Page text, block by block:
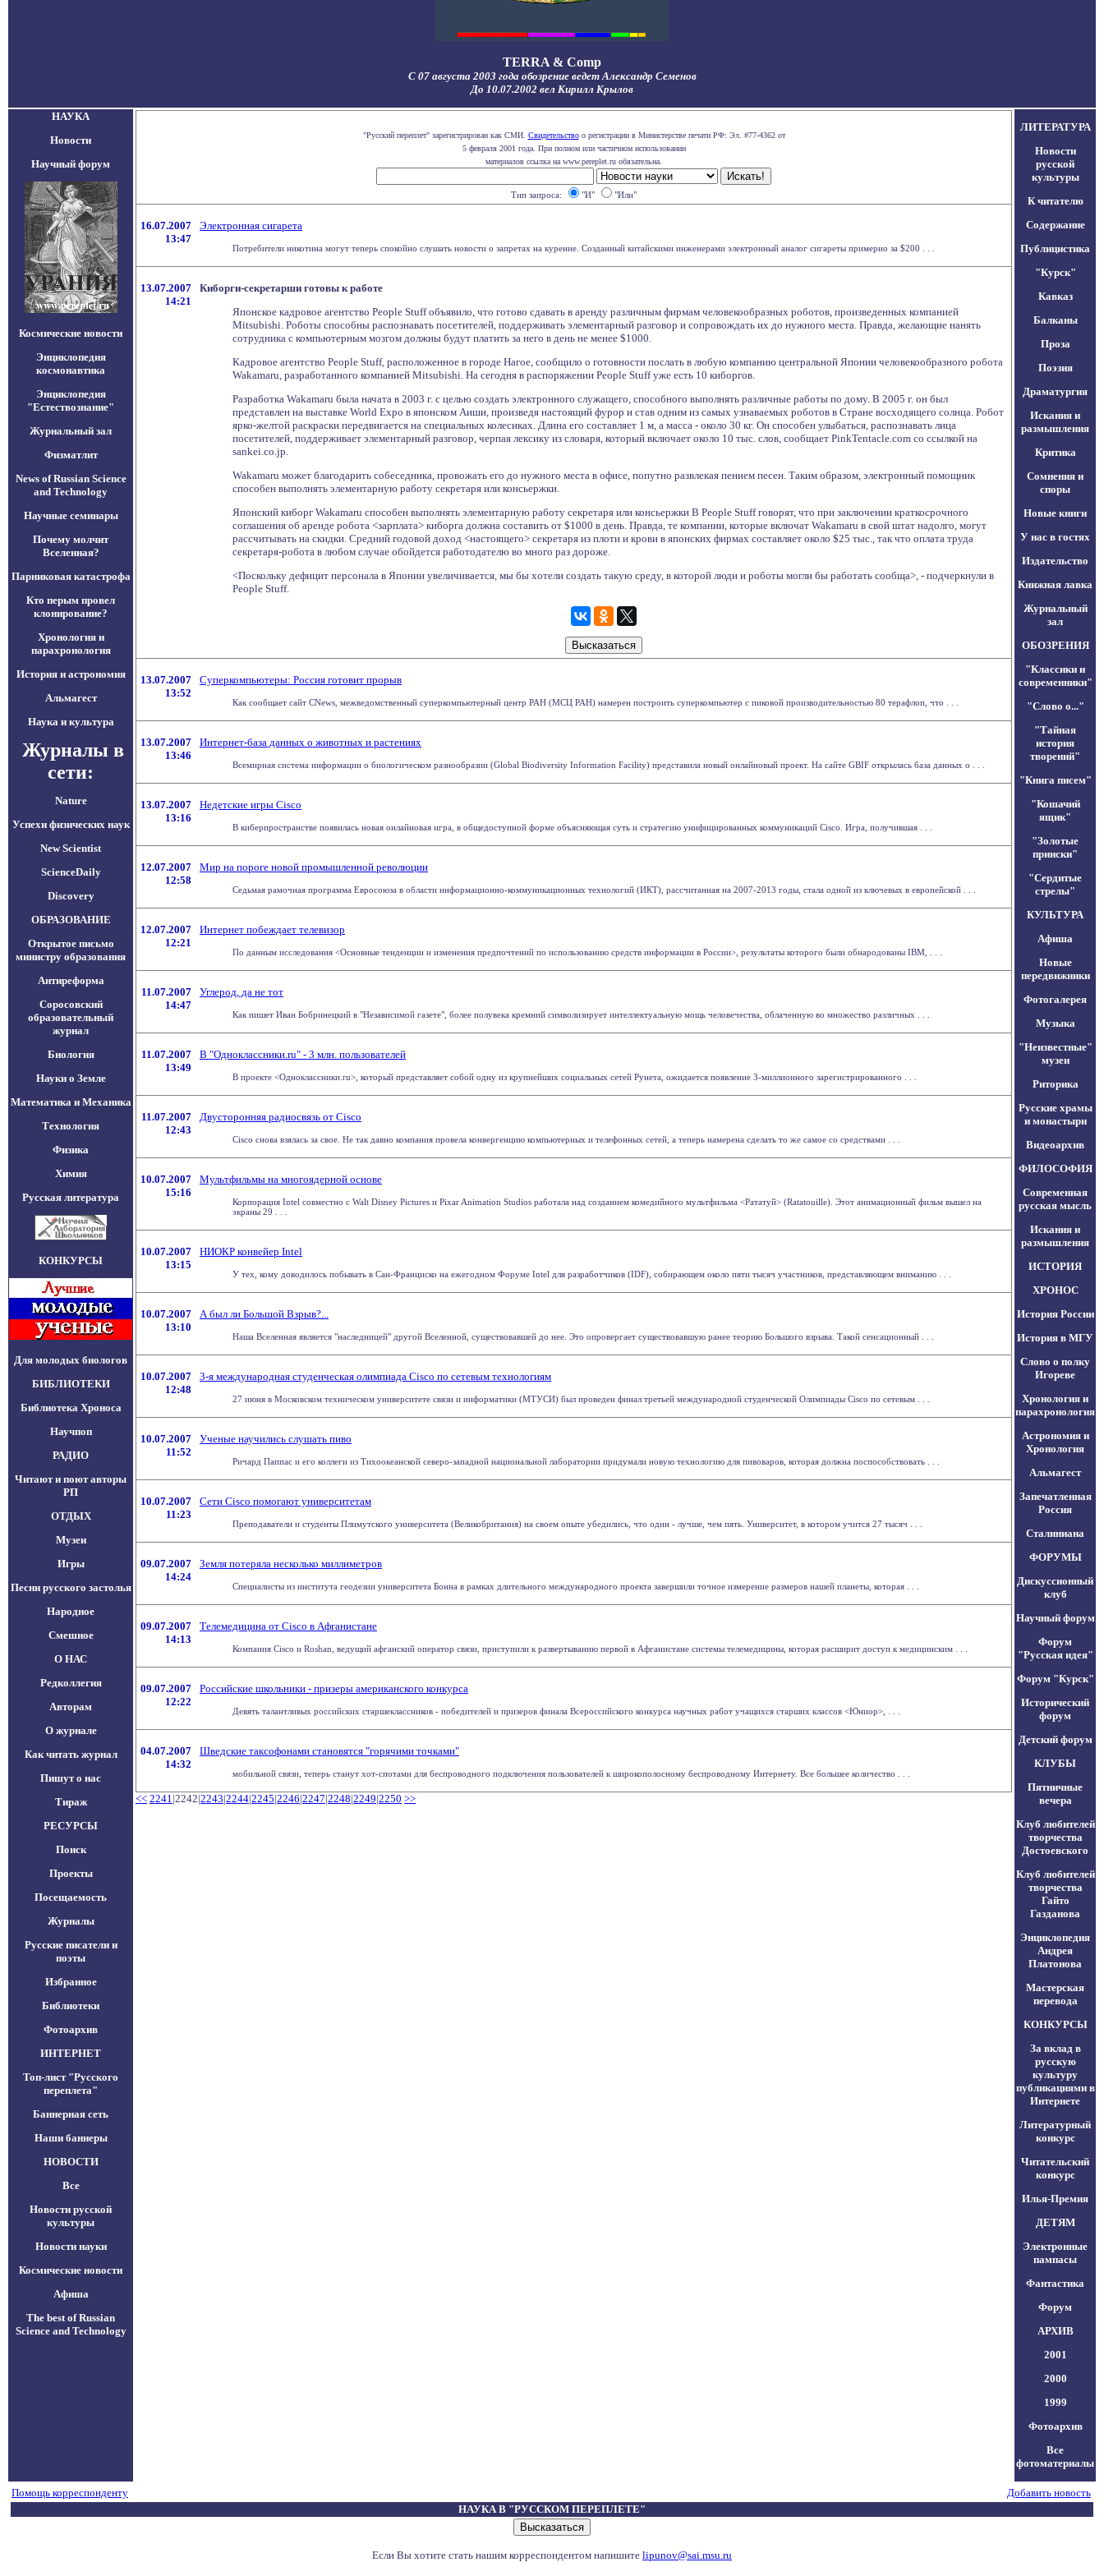
TERRA & Comp
С 07 августа 2003 года обозрение ведет Александр Семенов
До 10.07.2002 вел Кирилл Крылов
НАУКА
Новости
Научный форум
Космические новости
Энциклопедия
космонавтика
Энциклопедия
"Естествознание"
Журнальный зал
Физматлит
News of Russian Science
and Technology
Научные семинары
Почему молчит
Вселенная?
Парниковая катастрофа
Кто перым провел
клонирование?
Хронология и
парахронология
История и астрономия
Альмагест
Наука и культура
Журналы в
сети:
Nature
Успехи физических наук
New Scientist
ScienceDaily
Discovery
ОБРАЗОВАНИЕ
Открытое письмо
министру образования
Антиреформа
Соросовский
образовательный
журнал
Биология
Науки о Земле
Математика и Механика
Технология
Физика
Химия
Русская литература
КОНКУРСЫ
Для молодых биологов
БИБЛИОТЕКИ
Библиотека Хроноса
Научпоп
РАДИО
Читают и поют авторы
РП
ОТДЫХ
Музеи
Игры
Песни русского застолья
Народное
Смешное
О НАС
Редколлегия
Авторам
О журнале
Как читать журнал
Пишут о нас
Тираж
РЕСУРСЫ
Поиск
Проекты
Посещаемость
Журналы
Русские писатели и
поэты
Избранное
Библиотеки
Фотоархив
ИНТЕРНЕТ
Топ-лист "Русского
переплета"
Баннерная сеть
Наши баннеры
НОВОСТИ
Все
Новости русской
культуры
Новости науки
Космические новости
Афиша
The best of Russian
Science and Technology
"Русский переплет" зарегистрирован как СМИ. Свидетельствоо регистрации в Министерстве печати РФ: Эл. #77-4362 от
5 февраля 2001 года. При полном или частичном использовании
материалов ссылка на www.pereplet.ru обязательна.
Тип запроса: "И" "Или"
16.07.2007
13:47
Электронная сигарета
Потребители никотина могут теперь спокойно слушать новости о запретах на курение. Созданный китайскими инженерами электронный аналог сигареты примерно за $200 . . .
13.07.2007
14:21
Киборги-секретарши готовы к работе
Японское кадровое агентство People Stuff объявило, что готово сдавать в аренду различным фирмам человекообразных роботов, произведенных компанией
Mitsubishi. Роботы способны распознавать посетителей, поддерживать элементарный разговор и сопровождать их до нужного места. Правда, желающие нанять
сотрудника с компьютерным мозгом должны будут платить за него в день не менее $1000.
Кадровое агентство People Stuff, расположенное в городе Нагое, сообщило о готовности послать в любую компанию центральной Японии человекообразного робота
Wakamaru, разработанного компанией Mitsubishi. На сегодня в распоряжении People Stuff уже есть 10 киборгов.
Разработка Wakamaru была начата в 2003 г. с целью создать электронного служащего, способного выполнять различные работы по дому. В 2005 г. он был
представлен на выставке World Expo в японском Аиши, произведя настоящий фурор и став одним из самых узнаваемых роботов в Стране восходящего солнца. Робот
ярко-желтой раскраски передвигается на специальных колесиках. Длина его составляет 1 м, а масса - около 30 кг. Он способен улыбаться, распознавать лица
посетителей, поддерживает элементарный разговор, черпая лексику из словаря, который включает около 10 тыс. слов, сообщает PinkTentacle.com со ссылкой на
sankei.co.jp.
Wakamaru может благодарить собеседника, провожать его до нужного места в офисе, попутно развлекая пением песен. Таким образом, электронный помощник
способен выполнять элементарную работу секретаря или консьержки.
Японский киборг Wakamaru способен выполнять элементарную работу секретаря или консьержки В People Stuff говорят, что при заключении краткосрочного
соглашения об аренде робота <зарплата> киборга должна составить от $1000 в день. Правда, те компании, которые включат Wakamaru в свой штат надолго, могут
рассчитывать на скидки. Средний годовой доход <настоящего> секретаря из плоти и крови в японских фирмах составляет около $25 тыс., так что оплата труда
секретаря-робота в любом случае обойдется работодателю во много раз дороже.
<Поскольку дефицит персонала в Японии увеличивается, мы бы хотели создать такую среду, в которой люди и роботы могли бы работать сообща>, - подчеркнули в
People Stuff.
13.07.2007
13:52
Суперкомпьютеры: Россия готовит прорыв
Как сообщает сайт CNews, межведомственный суперкомпьютерный центр РАН (МСЦ РАН) намерен построить суперкомпьютер с пиковой производительностью 80 терафлоп, что . . .
13.07.2007
13:46
Интернет-база данных о животных и растениях
Всемирная система информации о биологическом разнообразии (Global Biodiversity Information Facility) представила новый онлайновый проект. На сайте GBIF открылась база данных о . . .
13.07.2007
13:16
Недетские игры Cisco
В киберпространстве появилась новая онлайновая игра, в общедоступной форме объясняющая суть и стратегию унифицированных коммуникаций Cisco. Игра, получившая . . .
12.07.2007
12:58
Мир на пороге новой промышленной революции
Седьмая рамочная программа Евросоюза в области информационно-коммуникационных технологий (ИКТ), рассчитанная на 2007-2013 годы, стала одной из ключевых в европейской . . .
12.07.2007
12:21
Интернет побеждает телевизор
По данным исследования <Основные тенденции и изменения предпочтений по использованию средств информации в России>, результаты которого были обнародованы IBM, . . .
11.07.2007
14:47
Углерод, да не тот
Как пишет Иван Бобринецкий в "Независимой газете", более полувека кремний символизирует интеллектуальную мощь человечества, облаченную во множество различных . . .
11.07.2007
13:49
В "Одноклассники.ru" - 3 млн. пользователей
В проекте <Одноклассники.ru>, который представляет собой одну из крупнейших социальных сетей Рунета, ожидается появление 3-миллионного зарегистрированного . . .
11.07.2007
12:43
Двусторонняя радиосвязь от Cisco
Cisco снова взялась за свое. Не так давно компания провела конвергенцию компьютерных и телефонных сетей, а теперь намерена сделать то же самое со средствами . . .
10.07.2007
15:16
Мультфильмы на многоядерной основе
Корпорация Intel совместно с Walt Disney Pictures и Pixar Animation Studios работала над созданием комедийного мультфильма <Рататуй> (Ratatouille). Этот анимационный фильм вышел на
экраны 29 . . .
10.07.2007
13:15
НИОКР конвейер Intel
У тех, кому доводилось побывать в Сан-Франциско на ежегодном Форуме Intel для разработчиков (IDF), собирающем около пяти тысяч участников, представляющем вниманию . . .
10.07.2007
13:10
А был ли Большой Взрыв?...
Наша Вселенная является "наследницей" другой Вселенной, существовавшей до нее. Это опровергает существовавшую ранее теорию Большого взрыва. Такой сенсационный . . .
10.07.2007
12:48
3-я международная студенческая олимпиада Cisco по сетевым технологиям
27 июня в Московском техническом университете связи и информатики (МТУСИ) был проведен финал третьей международной студенческой Олимпиады Cisco по сетевым . . .
10.07.2007
11:52
Ученые научились слушать пиво
Ричард Паппас и его коллеги из Тихоокеанской северо-западной национальной лаборатории придумали новую технологию для пивоваров, которая должна поспособствовать . . .
10.07.2007
11:23
Сети Cisco помогают университетам
Преподаватели и студенты Плимутского университета (Великобритания) на своем опыте убедились, что один - лучше, чем пять. Университет, в котором учится 27 тысяч . . .
09.07.2007
14:24
Земля потеряла несколько миллиметров
Специалисты из института геодезии университета Бонна в рамках длительного международного проекта завершили точное измерение размеров нашей планеты, которая . . .
09.07.2007
14:13
Телемедицина от Cisco в Афганистане
Компания Cisco и Roshan, ведущий афганский оператор связи, приступили к развертыванию первой в Афганистане системы телемедицины, которая расширит доступ к медицинским . . .
09.07.2007
12:22
Российские школьники - призеры американского конкурса
Девять талантливых российских старшеклассников - победителей и призеров финала Всероссийского конкурса научных работ учащихся старших классов <Юниор>, . . .
04.07.2007
14:32
Шведские таксофонами становятся "горячими точками"
мобильной связи, теперь станут хот-спотами для беспроводного подключения пользователей к широкополосному беспроводному Интернету. Все большее количество . . .
<< 2241|2242|2243|2244|2245|2246|2247|2248|2249|2250 >>
ЛИТЕРАТУРА
Новости
русской
культуры
К читателю
Содержание
Публицистика
"Курск"
Кавказ
Балканы
Проза
Поэзия
Драматургия
Искания и
размышления
Критика
Сомнения и
споры
Новые книги
У нас в гостях
Издательство
Книжная лавка
Журнальный
зал
ОБОЗРЕНИЯ
"Классики и
современники"
"Слово о..."
"Тайная
история
творений"
"Книга писем"
"Кошачий
ящик"
"Золотые
прииски"
"Сердитые
стрелы"
КУЛЬТУРА
Афиша
Новые
передвижники
Фотогалерея
Музыка
"Неизвестные"
музеи
Риторика
Русские храмы
и монастыри
Видеоархив
ФИЛОСОФИЯ
Современная
русская мысль
Искания и
размышления
ИСТОРИЯ
ХРОНОС
История России
История в МГУ
Слово о полку
Игореве
Хронология и
парахронология
Астрономия и
Хронология
Альмагест
Запечатленная
Россия
Сталиниана
ФОРУМЫ
Дискуссионный
клуб
Научный форум
Форум
"Русская идея"
Форум "Курск"
Исторический
форум
Детский форум
КЛУБЫ
Пятничные
вечера
Клуб любителей
творчества
Достоевского
Клуб любителей
творчества
Гайто
Газданова
Энциклопедия
Андрея
Платонова
Мастерская
перевода
КОНКУРСЫ
За вклад в
русскую
культуру
публикациями в
Интернете
Литературный
конкурс
Читательский
конкурс
Илья-Премия
ДЕТЯМ
Электронные
пампасы
Фантастика
Форум
АРХИВ
2001
2000
1999
Фотоархив
Все
фотоматериалы
Помощь корреспонденту
Добавить новость
НАУКА В "РУССКОМ ПЕРЕПЛЕТЕ"
Если Вы хотите стать нашим корреспондентом напишите lipunov@sai.msu.ru